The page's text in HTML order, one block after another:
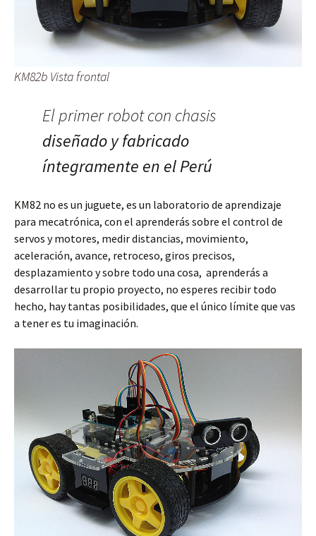
KM82b Vista frontal
El primer robot con chasis
diseñado y fabricado
íntegramente en el Perú
KM82 no es un juguete, es un laboratorio de aprendizaje
para mecatrónica, con el aprenderás sobre el control de
servos y motores, medir distancias, movimiento,
aceleración, avance, retroceso, giros precisos,
desplazamiento y sobre todo una cosa, aprenderás a
desarrollar tu propio proyecto, no esperes recibir todo
hecho, hay tantas posibilidades, que el único límite que vas
a tener es tu imaginación.